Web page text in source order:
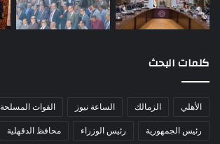
كلمات البحث
الأهلي الزمالك الساعة نيوز القوات المسلحة
رئيس الجمهورية
رئيس الوزراء محافظ الدقهلية